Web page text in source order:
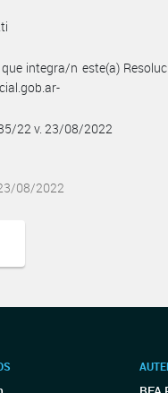
integra/n este(a)
22 v. 23/08/2022
08/2022